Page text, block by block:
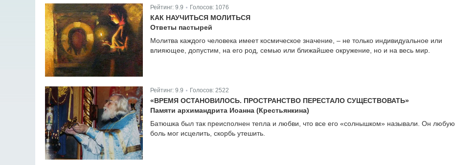
Рейтинг: 9.9 Голосов: 1076
КАК НАУЧИТЬСЯ МОЛИТЬСЯ
Ответы пастырей
Молитва каждого человека имеет космическое значение, – не только индивидуальное или
влияющее, допустим, на его род, семью или ближайшее окружение, но и на весь мир.
Рейтинг: 9.9 Голосов: 2522
«ВРЕМЯ ОСТАНОВИЛОСЬ. ПРОСТРАНСТВО ПЕРЕСТАЛО СУЩЕСТВОВАТЬ»
Памяти архимандрита Иоанна (Крестьянкина)
Батюшка был так преисполнен тепла и любви, что все его «солнышком» называли. Он любую
боль мог исцелить, скорбь утешить.